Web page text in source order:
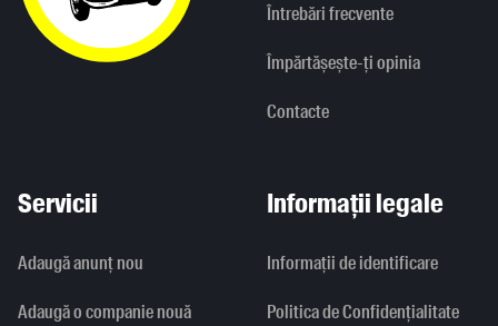
Întrebări frecvente
Împărtășește-ți opinia
Contacte
Servicii
Adaugă anunț nou
Adaugă o companie nouă
Informații legale
Informaţii de identificare
Politica de Confidențialitate